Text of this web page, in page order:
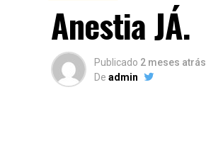
Anestia JÁ.
Publicado 2 meses atrás
De admin